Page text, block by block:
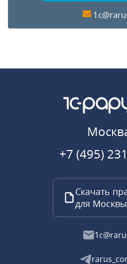
+7 (495)
Скачать
для Москвы